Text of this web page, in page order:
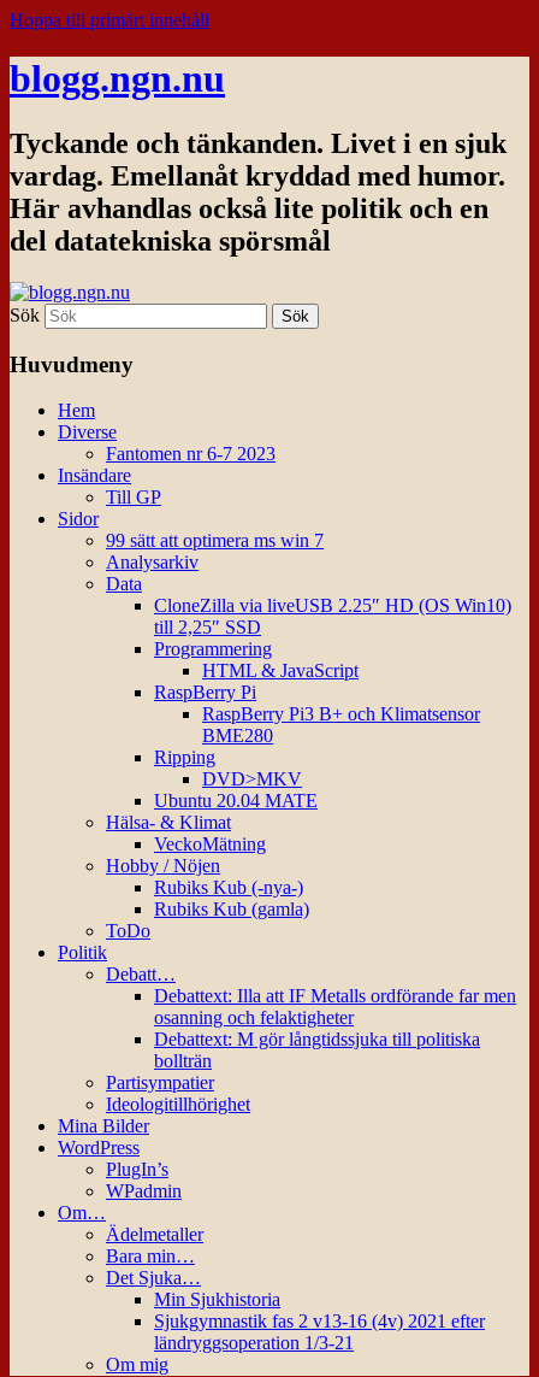
Hoppa till primärt innehåll
blogg.ngn.nu
Tyckande och tänkanden. Livet i en sjuk
vardag. Emellanåt kryddad med humor.
Här avhandlas också lite politik och en
del datatekniska spörsmål
Sök
Huvudmeny
Hem
Diverse
Fantomen nr 6-7 2023
Insändare
Till GP
Sidor
99 sätt att optimera ms win 7
Analysarkiv
Data
CloneZilla via liveUSB 2.25″ HD (OS Win10)
till 2,25″ SSD
Programmering
HTML & JavaScript
RaspBerry Pi
RaspBerry Pi3 B+ och Klimatsensor
BME280
Ripping
DVD>MKV
Ubuntu 20.04 MATE
Hälsa- & Klimat
VeckoMätning
Hobby / Nöjen
Rubiks Kub (-nya-)
Rubiks Kub (gamla)
ToDo
Politik
Debatt…
Debattext: Illa att IF Metalls ordförande far men
osanning och felaktigheter
Debattext: M gör långtidssjuka till politiska
bollträn
Partisympatier
Ideologitillhörighet
Mina Bilder
WordPress
PlugIn’s
WPadmin
Om…
Ädelmetaller
Bara min…
Det Sjuka…
Min Sjukhistoria
Sjukgymnastik fas 2 v13-16 (4v) 2021 efter
ländryggsoperation 1/3-21
Om mig